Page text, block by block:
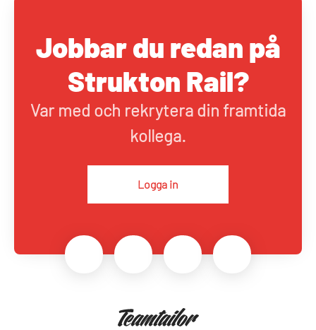
Jobbar du redan på
Strukton Rail?
Var med och rekrytera din framtida
kollega.
Logga in